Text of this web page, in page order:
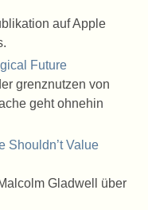
auf Apple
Future
grenznutzen von
geht ohnehin
Shouldn’t Value
Gladwell über